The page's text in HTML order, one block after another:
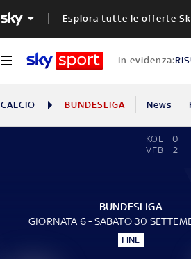
Esplora tutte le offerte
In evidenza:
CALCIO BUNDESLIGA News
KOE
0
VFB
2
BUNDESLIGA
GIORNATA 6 - SABATO 30
FINE